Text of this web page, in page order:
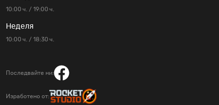
10:00 ч. / 19:00 ч.
Неделя
10:00 ч. / 18:30 ч.
Последвайте ни:
Изработено от: